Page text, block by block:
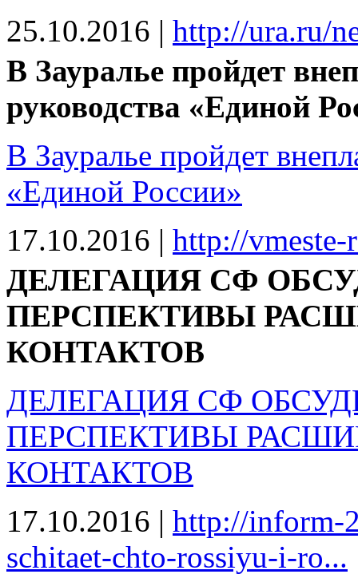
25.10.2016 | http://ura.ru/
В Зауралье пройдет
руководства «Единой
В Зауралье пройдет
«Единой России»
17.10.2016 | http://
ДЕЛЕГАЦИЯ СФ
ПЕРСПЕКТИВЫ
КОНТАКТОВ
ДЕЛЕГАЦИЯ СФ
ПЕРСПЕКТИВЫ
КОНТАКТОВ
17.10.2016 | http://inform-
schitaet-chto-rossiyu-i-ro...